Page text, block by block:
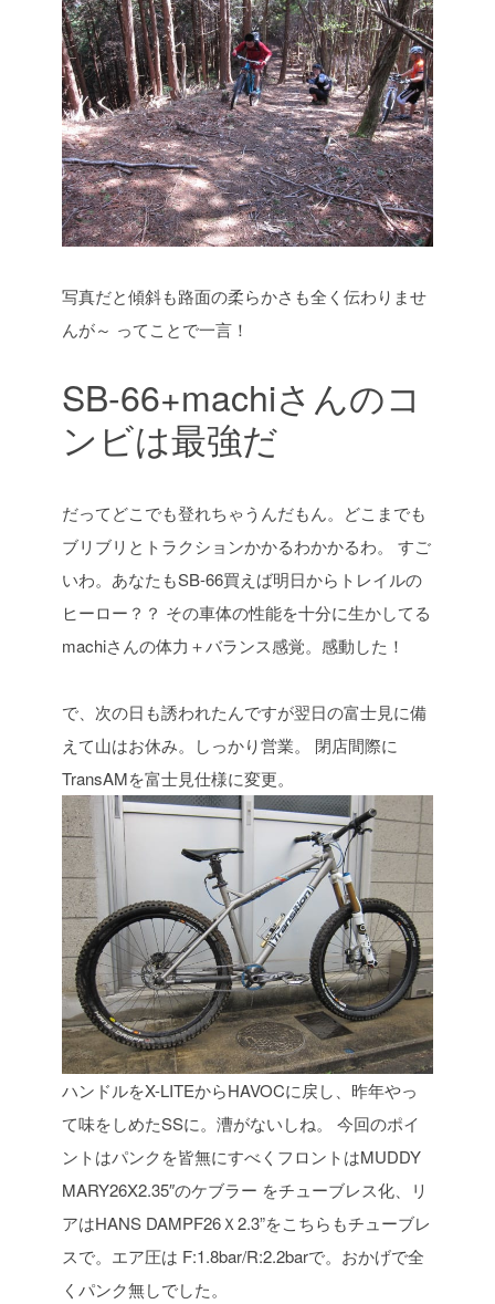
写真だと傾斜も路面の柔らかさも全く伝わりませ
んが～ ってことで一言！
SB-66+machiさんのコ
ンビは最強だ
だってどこでも登れちゃうんだもん。どこまでも
ブリブリとトラクションかかるわかかるわ。
すご
いわ。あなたもSB-66買えば明日からトレイルの
ヒーロー？？ その車体の性能を十分に生かしてる
machiさんの体力＋バランス感覚。感動した！
で、次の日も誘われたんですが翌日の富士見に備
えて山はお休み。しっかり営業。
閉店間際に
TransAMを富士見仕様に変更。
ハンドルをX-LITEからHAVOCに戻し、昨年やっ
て味をしめたSSに。漕がないしね。
今回のポイ
ントはパンクを皆無にすべくフロントはMUDDY
MARY26X2.35″のケブラー をチューブレス化、リ
アはHANS DAMPF26Ｘ2.3”をこちらもチューブレ
スで。エア圧は F:1.8bar/R:2.2barで。おかげで全
くパンク無しでした。